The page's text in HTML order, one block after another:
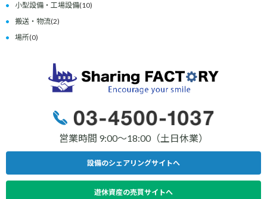
営業時間 9:00〜18:00（土日休業）
設備のシェアリングサイトへ
遊休資産の売買サイトへ
小型設備・工場設備(10)
搬送・物流(2)
場所(0)